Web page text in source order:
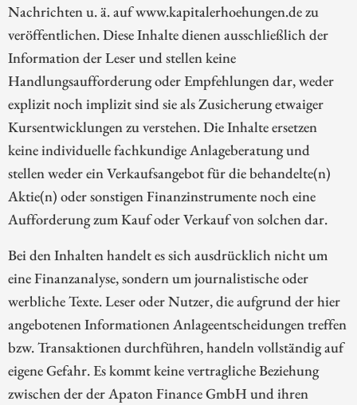
Nachrichten u. ä. auf www.kapitalerhoehungen.de zu
veröffentlichen. Diese Inhalte dienen ausschließlich der
Information der Leser und stellen keine
Handlungsaufforderung oder Empfehlungen dar, weder
explizit noch implizit sind sie als Zusicherung etwaiger
Kursentwicklungen zu verstehen. Die Inhalte ersetzen
keine individuelle fachkundige Anlageberatung und
stellen weder ein Verkaufsangebot für die behandelte(n)
Aktie(n) oder sonstigen Finanzinstrumente noch eine
Aufforderung zum Kauf oder Verkauf von solchen dar.
Bei den Inhalten handelt es sich ausdrücklich nicht um
eine Finanzanalyse, sondern um journalistische oder
werbliche Texte. Leser oder Nutzer, die aufgrund der hier
angebotenen Informationen Anlageentscheidungen treffen
bzw. Transaktionen durchführen, handeln vollständig auf
eigene Gefahr. Es kommt keine vertragliche Beziehung
zwischen der der Apaton Finance GmbH und ihren